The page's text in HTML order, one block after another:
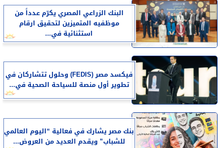
البنك الزراعي المصري يكرّم عدداً من
موظفيه المتميزين لتحقيق ارقام
استثنائية في...
فيكسد مصر (FEDIS) وحلول تتشاركان في
تطوير أول منصة للسياحة الصحية في...
بنك مصر يشارك في فعالية “اليوم العالمي
للشباب” ويقدم العديد من العروض...